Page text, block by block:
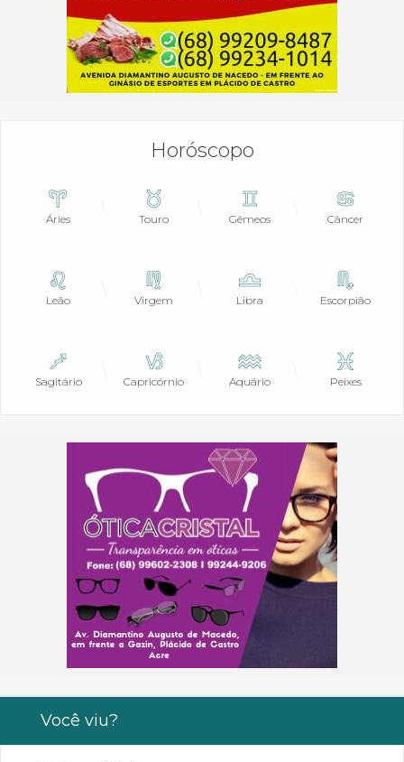
Horóscopo
Áries Touro Gêmeos Câncer
Leão Virgem Libra Escorpião
Sagitário Capricórnio Aquário Peixes
Você viu?